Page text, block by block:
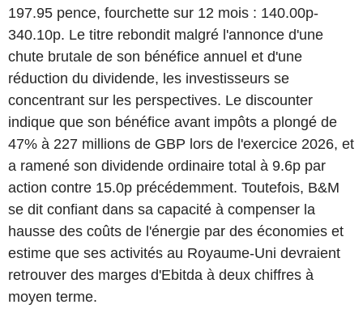
197.95 pence, fourchette sur 12 mois : 140.00p-
340.10p. Le titre rebondit malgré l'annonce d'une
chute brutale de son bénéfice annuel et d'une
réduction du dividende, les investisseurs se
concentrant sur les perspectives. Le discounter
indique que son bénéfice avant impôts a plongé de
47% à 227 millions de GBP lors de l'exercice 2026, et
a ramené son dividende ordinaire total à 9.6p par
action contre 15.0p précédemment. Toutefois, B&M
se dit confiant dans sa capacité à compenser la
hausse des coûts de l'énergie par des économies et
estime que ses activités au Royaume-Uni devraient
retrouver des marges d'Ebitda à deux chiffres à
moyen terme.